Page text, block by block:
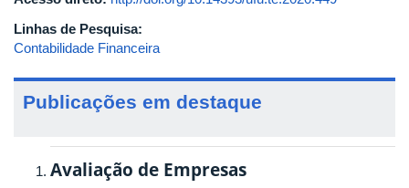
Linhas de Pesquisa:
Contabilidade Financeira
Publicações em destaque
Avaliação de Empresas